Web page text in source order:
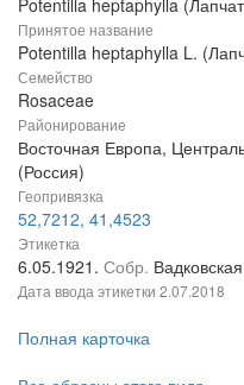
Принятое название
Potentilla heptaphylla L.
Семейство
Rosaceae
Районирование
Восточная Европа,
(Россия)
Геопривязка
52,7212, 41,4523
Этикетка
6.05.1921. Собр.
Дата ввода этикетки 2.07.2018
Полная карточка